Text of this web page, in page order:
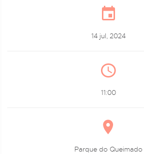
14 jul, 2024
11:00
Parque do Queimado